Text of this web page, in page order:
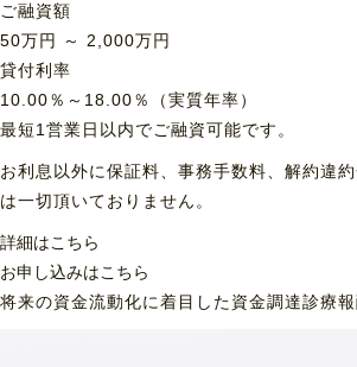
ご融資額
50万円 ～ 2,000万円
貸付利率
10.00％～18.00％（実質年率）
最短1営業日以内でご融資可能です。
お利息以外に保証料、事務手数料、解約違
は一切頂いておりません。
詳細はこちら
お申し込みはこちら
将来の資金流動化に着目した資金調達診療